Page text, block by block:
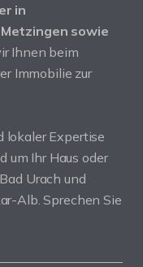
in
sowie
Ihnen beim
Immobilie zur
lokaler Expertise
um Ihr Haus oder
Urach und
Alb. Sprechen Sie